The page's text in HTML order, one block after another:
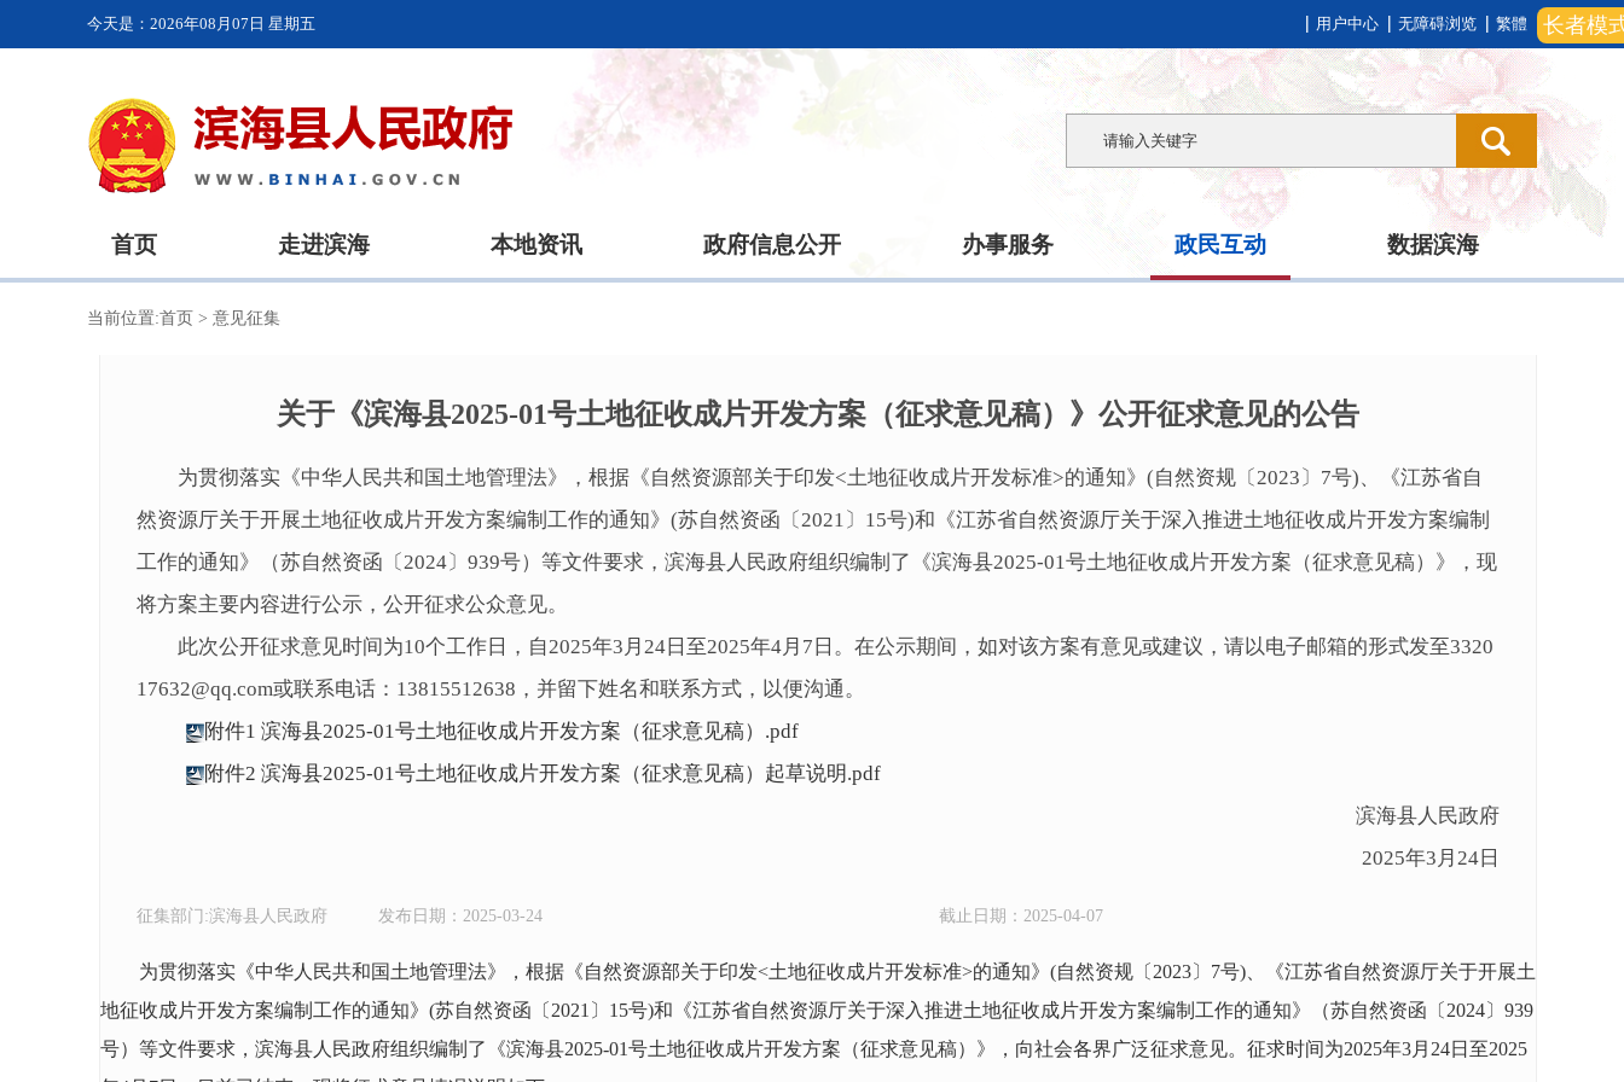
长者模
今天是： 2026年08月07日 星期五 用户中心 无障碍浏览 繁體
首页 走进滨海 本地资讯 政府信息公开 办事服务 政民互动 数据滨海
当前位置:首页 > 意见征集
关于《滨海县2025-01号土地征收成片开发方案（征求意见稿）》公开征求意见的公告
为贯彻落实《中华人民共和国土地管理法》，根据《自然资源部关于印发<土地征收成片开发标准>的通知》(自然资规〔2023〕7号)、《江苏省自
然资源厅关于开展土地征收成片开发方案编制工作的通知》(苏自然资函〔2021〕15号)和《江苏省自然资源厅关于深入推进土地征收成片开发方案编制
工作的通知》（苏自然资函〔2024〕939号）等文件要求，滨海县人民政府组织编制了《滨海县2025-01号土地征收成片开发方案（征求意见稿）》，现
将方案主要内容进行公示，公开征求公众意见。
此次公开征求意见时间为10个工作日，自2025年3月24日至2025年4月7日。在公示期间，如对该方案有意见或建议，请以电子邮箱的形式发至3320
17632@qq.com或联系电话：13815512638，并留下姓名和联系方式，以便沟通。
附件1 滨海县2025-01号土地征收成片开发方案（征求意见稿）.pdf
附件2 滨海县2025-01号土地征收成片开发方案（征求意见稿）起草说明.pdf
滨海县人民政府
2025年3月24日
征集部门:滨海县人民政府 发布日期：2025-03-24 截止日期：2025-04-07
为贯彻落实《中华人民共和国土地管理法》，根据《自然资源部关于印发<土地征收成片开发标准>的通知》(自然资规〔2023〕7号)、《江苏省自然资源厅关于开展土
地征收成片开发方案编制工作的通知》(苏自然资函〔2021〕15号)和《江苏省自然资源厅关于深入推进土地征收成片开发方案编制工作的通知》（苏自然资函〔2024〕939
号）等文件要求，滨海县人民政府组织编制了《滨海县2025-01号土地征收成片开发方案（征求意见稿）》
，向社会各界广泛征求意见。征求时间为2025年3月24日至2025